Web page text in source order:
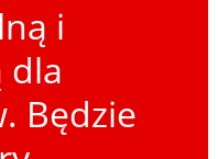
i
dla
Będzie